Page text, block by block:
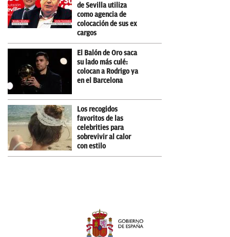
de Sevilla utiliza
como agencia de
colocación de sus ex
cargos
El Balón de Oro saca
su lado más culé:
colocan a Rodrigo ya
en el Barcelona
Los recogidos
favoritos de las
celebrities para
sobrevivir al calor
con estilo